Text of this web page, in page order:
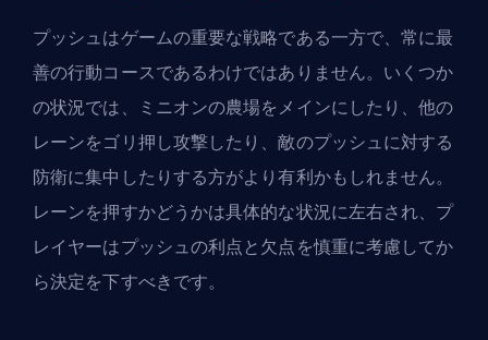
プッシュはゲームの重要な戦略である一方で、常に最
善の行動コースであるわけではありません。いくつか
の状況では、ミニオンの農場をメインにしたり、他の
レーンをゴリ押し攻撃したり、敵のプッシュに対する
防衛に集中したりする方がより有利かもしれません。
レーンを押すかどうかは具体的な状況に左右され、プ
レイヤーはプッシュの利点と欠点を慎重に考慮してか
ら決定を下すべきです。